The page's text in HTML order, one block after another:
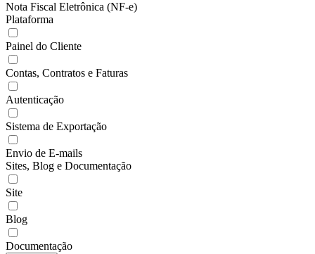
Nota Fiscal Eletrônica (NF-e)
Plataforma
Painel do Cliente
Contas, Contratos e Faturas
Autenticação
Sistema de Exportação
Envio de E-mails
Sites, Blog e Documentação
Site
Blog
Documentação